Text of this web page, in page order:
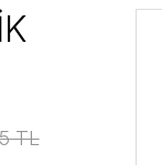
TL